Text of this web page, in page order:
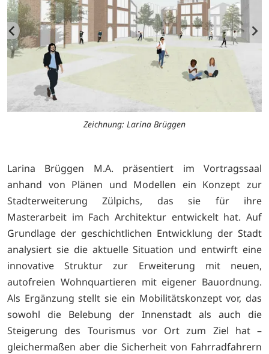
Zeichnung: Larina Brüggen
Larina Brüggen M.A. präsentiert im Vortragssaal
anhand von Plänen und Modellen ein Konzept zur
Stadterweiterung Zülpichs, das sie für ihre
Masterarbeit im Fach Architektur entwickelt hat. Auf
Grundlage der geschichtlichen Entwicklung der Stadt
analysiert sie die aktuelle Situation und entwirft eine
innovative Struktur zur Erweiterung mit neuen,
autofreien Wohnquartieren mit eigener Bauordnung.
Als Ergänzung stellt sie ein Mobilitätskonzept vor, das
sowohl die Belebung der Innenstadt als auch die
Steigerung des Tourismus vor Ort zum Ziel hat –
gleichermaßen aber die Sicherheit von Fahrradfahrern